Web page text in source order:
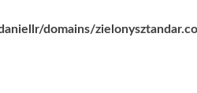
domains/